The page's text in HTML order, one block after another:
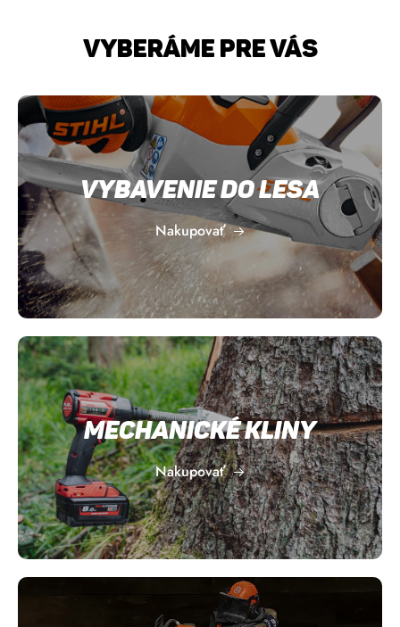
Vyberáme pre Vás
Vybavenie do lesa
Nakupovať
Mechanické kliny
Nakupovať